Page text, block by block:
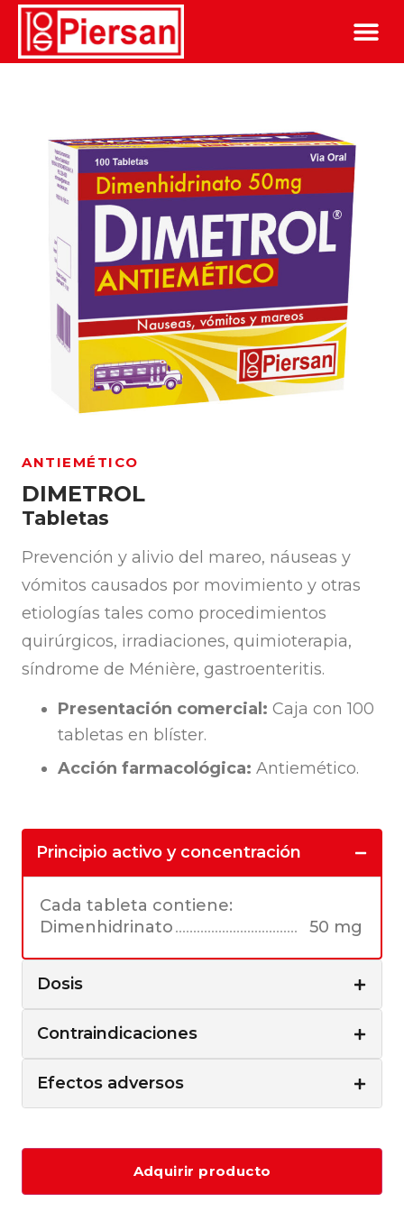
ANTIEMÉTICO
DIMETROL
Tabletas
Prevención y alivio del mareo, náuseas y
vómitos causados por movimiento y otras
etiologías tales como procedimientos
quirúrgicos, irradiaciones, quimioterapia,
síndrome de Ménière, gastroenteritis.
Presentación comercial: Caja con 100
tabletas en blíster.
Acción farmacológica: Antiemético.
Principio activo y concentración
Cada tableta contiene:
Dimenhidrinato
50 mg
Dosis
Contraindicaciones
Efectos adversos
Adquirir producto